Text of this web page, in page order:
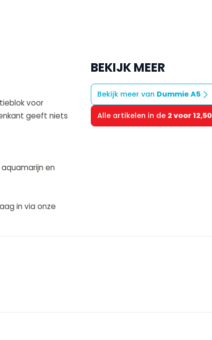
BEKIJK MEER
Bekijk meer van Dummie A5
Alle artikelen in de 2 voor 12,50
voor
geeft niets
en
in via onze